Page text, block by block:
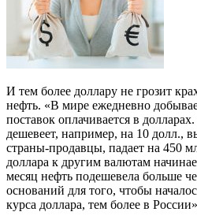
И тем более доллару не грозит
нефть. «В мире ежедневно
поставок оплачивается в
дешевеет, например, на 10 долл.,
страны-продавцы, падает на 450
доллара к другим валютам
месяц нефть подешевела больше
оснований для того, чтобы
курса доллара, тем более в